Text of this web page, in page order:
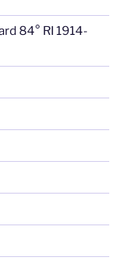
84° RI 1914-